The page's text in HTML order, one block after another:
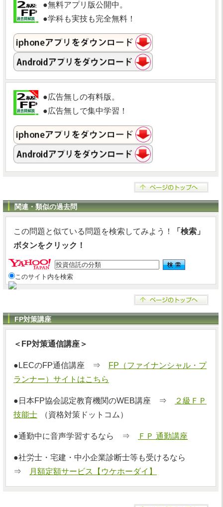
●無料アプリ版公開中。
●学科も実技も完全無料！
●広告無しの有料版。
●広告無しで集中学習！
関連・類似の過去問
この問題と似ている問題を検索してみよう！
「検索」
ボタンをクリック！
このサイト内を検索
FP対策講座
＜FP対策通信講座＞
●LECのFP通信講座 ⇒
FP（ファイナンシャル・プ
ランナー）サイトはこちら
●日本FP協会認定教育機関のWEB講座 ⇒
２級ＦＰ
技能士
（資格対策ドットコム）
●通勤中に音声学習するなら ⇒ ＦＰ 通勤講座
●社労士・宅建・中小企業診断士等も受けるなら
⇒
月額定額サービス【ウケホーダイ】